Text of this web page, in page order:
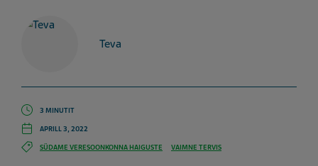
Teva
3 MINUTIT
APRILL 3, 2022
SÜDAME VERESOONKONNA HAIGUSTE VAIMNE TERVIS